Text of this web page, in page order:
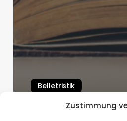
Zustimmung
Belletristik
Rezension: Fräulein